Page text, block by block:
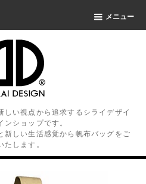
メニュー
しい視点から追求するシライデザイ
ンショップです。
新しい生活感覚から帆布バッグをご
たします。